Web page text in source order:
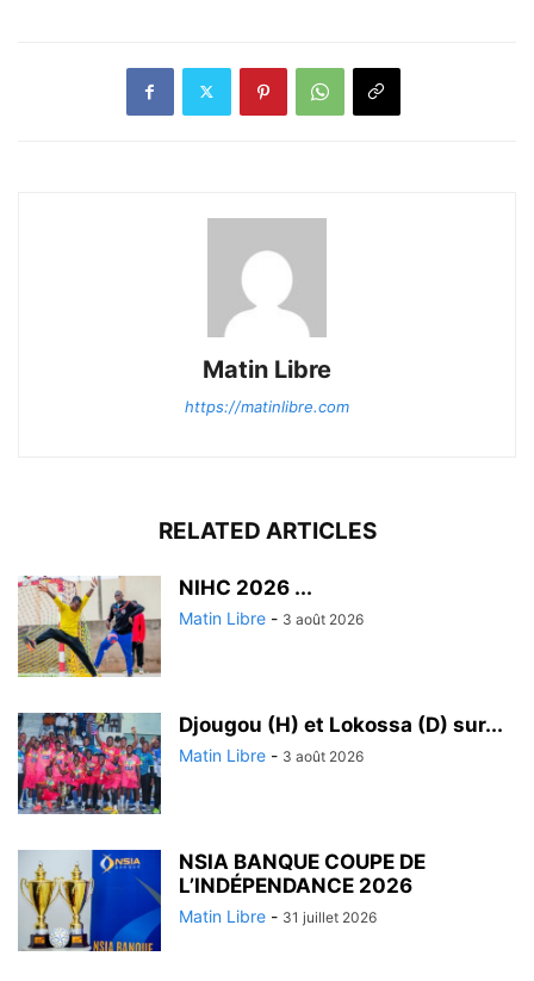
Matin Libre
https://matinlibre.com
RELATED ARTICLES
‎NIHC 2026 ...
Matin Libre - 3 août 2026
Djougou (H) et Lokossa (D) sur...
Matin Libre - 3 août 2026
NSIA BANQUE COUPE DE
L’INDÉPENDANCE 2026
Matin Libre - 31 juillet 2026